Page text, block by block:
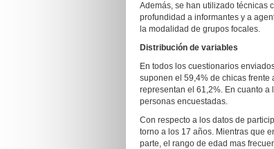
Además, se han utilizado técnicas
profundidad a informantes y a
la modalidad de grupos focales.
Distribución de variables
En todos los cuestionarios
suponen el 59,4% de chicas
representan el 61,2%. En cuanto
personas encuestadas.
Con respecto a los datos de
torno a los 17 años. Mientras que
parte, el rango de edad mas